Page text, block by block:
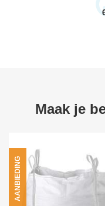
Maak je
AANBIEDING